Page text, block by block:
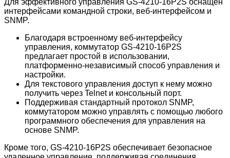
интерфейсами командной строки, веб-интерфейсом и
SNMP.
Благодаря встроенному веб-интерфейсу
управления, коммутатор GS-4210-16P2S
предлагает простой в использовании,
платформенно-независимый способ управления и
настройки.
Для текстового управления доступ к нему можно
получить через Telnet и консольный порт.
Поддерживая стандартный протокол SNMP,
коммутатором можно управлять с помощью любого
программного обеспечения для управления на
основе SNMP.
Кроме того, GS-4210-16P2S обеспечивает безопасное